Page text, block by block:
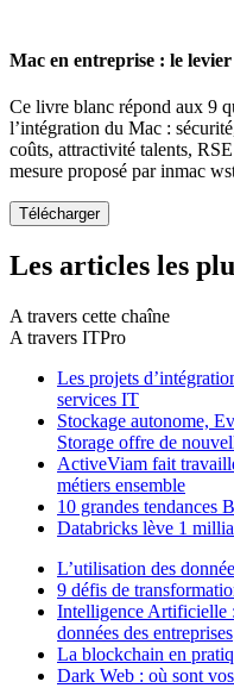
Mac en entreprise : le
Ce livre blanc répond aux 9
l’intégration du Mac :
coûts, attractivité talents,
mesure proposé par inmac
Les articles les
A travers cette chaîne
A travers ITPro
Les projets
services IT
Stockage autonome,
Storage offre de
ActiveViam fait
métiers ensemble
10 grandes tendances
Databricks lève 1
L’utilisation des
9 défis de
Intelligence Artificielle
données des entreprises
La blockchain en
Dark Web : où sont